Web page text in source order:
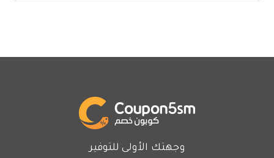
وجهتك الأولى للتوفير